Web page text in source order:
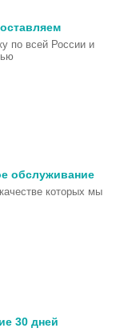
по всей России и
обслуживание
которых мы
30 дней